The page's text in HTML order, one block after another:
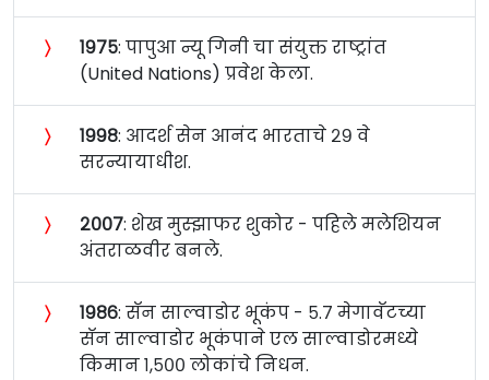
〉 १९७५: पापुआ न्यू गिनी चा संयुक्त राष्ट्रांत
(United Nations) प्रवेश केला.
〉 १९९८: आदर्श सेन आनंद भारताचे २९ वे
सरन्यायाधीश.
〉 २००७: शेख मुस्झाफर शुकोर - पहिले मलेशियन
अंतराळवीर बनले.
〉 १९८६: सॅन साल्वाडोर भूकंप - ५.७ मेगावॅटच्या
सॅन साल्वाडोर भूकंपाने एल साल्वाडोरमध्ये
किमान १,५०० लोकांचे निधन.